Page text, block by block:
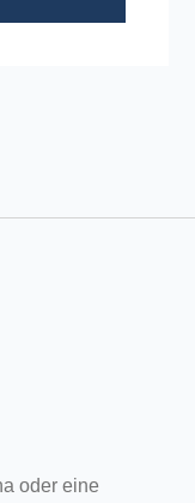
oder eine